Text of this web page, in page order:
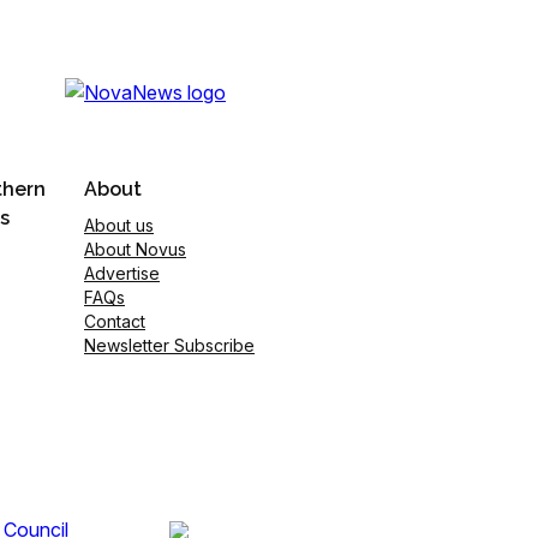
About
About us
About Novus
Advertise
FAQs
Contact
Newsletter Subscribe